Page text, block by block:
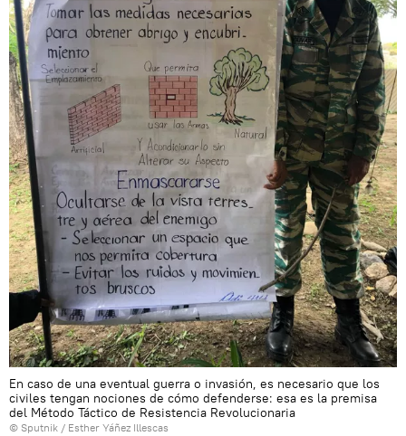
En caso de una eventual guerra o invasión, es necesario que los
civiles tengan nociones de cómo defenderse: esa es la premisa
del Método Táctico de Resistencia Revolucionaria
© Sputnik / Esther Yáñez Illescas